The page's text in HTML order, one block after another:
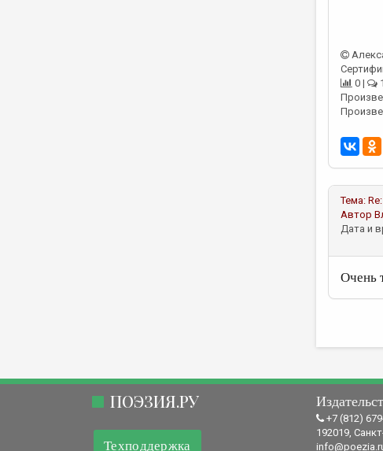
0 |
Тема:
Автор
Дата и
Очень
ПОЭЗИЯ.РУ
Техподдержка
+7 (812)
192019,